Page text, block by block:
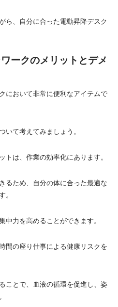
ら、自分に合った電動昇降デスク
ークのメリットとデメ
において非常に便利なアイテムで
いて考えてみましょう。
トは、作業の効率化にあります。
るため、自分の体に合った最適な
。
中力を高めることができます。
間の座り仕事による健康リスクを
ことで、血液の循環を促進し、姿